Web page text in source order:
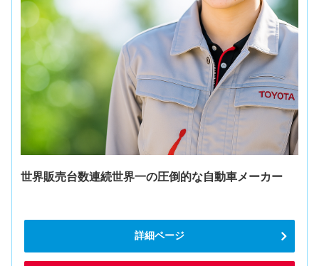
世界販売台数連続世界一の圧倒的な自動車メーカー
詳細ページ